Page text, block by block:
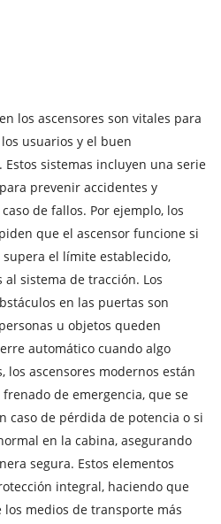
los ascensores son vitales para
usuarios y el buen
sistemas incluyen una serie
prevenir accidentes y
de fallos. Por ejemplo, los
que el ascensor funcione si
el límite establecido,
sistema de tracción. Los
en las puertas son
u objetos queden
automático cuando algo
los ascensores modernos están
de emergencia, que se
caso de pérdida de potencia o si
en la cabina, asegurando
segura. Estos elementos
integral, haciendo que
los medios de transporte más